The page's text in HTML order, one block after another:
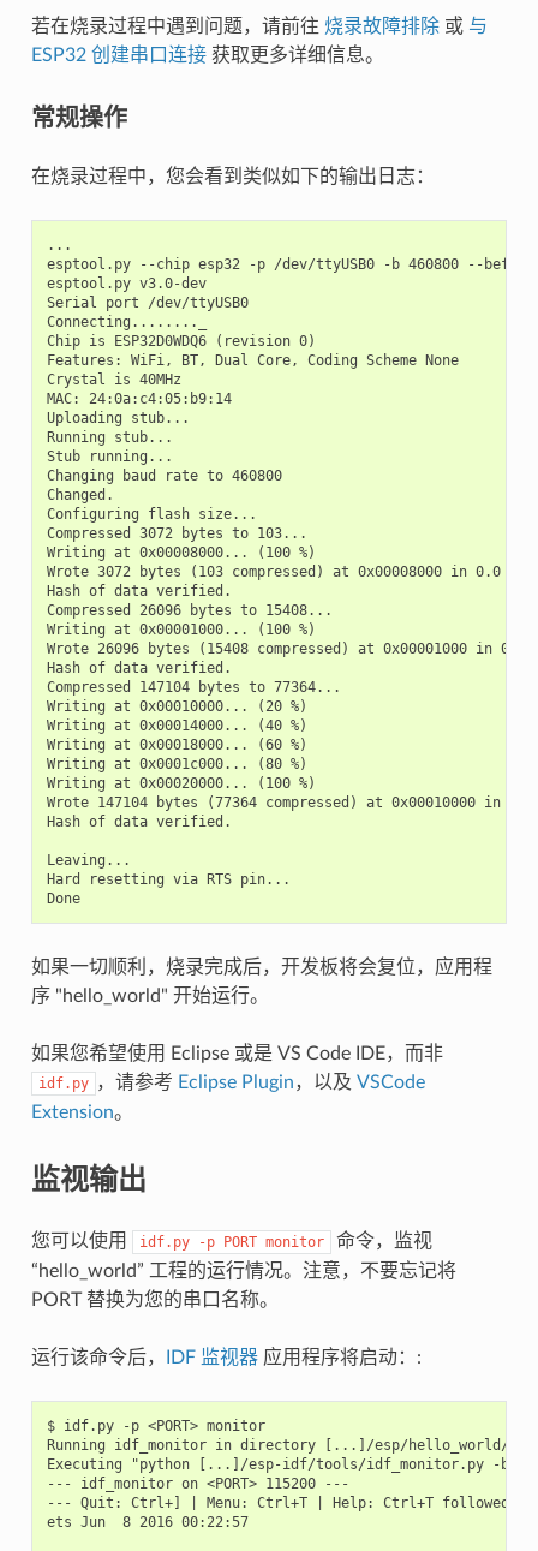
若在烧录过程中遇到问题，请前往 烧录故障排除或 与
ESP32 创建串口连接获取更多详细信息。
常规操作
在烧录过程中，您会看到类似如下的输出日志：
...
esptool.py --chip esp32 -p /dev/ttyUSB0 -b 460800 --
esptool.py v3.0-dev
Serial port /dev/ttyUSB0
Connecting........_
Chip is ESP32D0WDQ6 (revision 0)
Features: WiFi, BT, Dual Core, Coding Scheme None
Crystal is 40MHz
MAC: 24:0a:c4:05:b9:14
Uploading stub...
Running stub...
Stub running...
Changing baud rate to 460800
Changed.
Configuring flash size...
Compressed 3072 bytes to 103...
Writing at 0x00008000... (100 %)
Wrote 3072 bytes (103 compressed) at 0x00008000 in 0.0
Hash of data verified.
Compressed 26096 bytes to 15408...
Writing at 0x00001000... (100 %)
Wrote 26096 bytes (15408 compressed) at 0x00001000 in
Hash of data verified.
Compressed 147104 bytes to 77364...
Writing at 0x00010000... (20 %)
Writing at 0x00014000... (40 %)
Writing at 0x00018000... (60 %)
Writing at 0x0001c000... (80 %)
Writing at 0x00020000... (100 %)
Wrote 147104 bytes (77364 compressed) at 0x00010000
Hash of data verified.
Leaving...
Hard resetting via RTS pin...
Done
如果一切顺利，烧录完成后，开发板将会复位，应用程
序 "hello_world" 开始运行。
如果您希望使用 Eclipse 或是 VS Code IDE，而非
idf.py ，请参考 Eclipse Plugin，以及 VSCode
Extension。
监视输出
您可以使用 idf.py -p PORT monitor
命令，监视
“hello_world” 工程的运行情况。注意，不要忘记将
PORT 替换为您的串口名称。
运行该命令后， IDF 监视器应用程序将启动：:
$ idf.py -p <PORT> monitor
Running idf_monitor in directory [...]/esp/hello_world/
Executing "python [...]/esp-idf/tools/idf_monitor.py -b
--- idf_monitor on <PORT> 115200 ---
--- Quit: Ctrl+] | Menu: Ctrl+T | Help: Ctrl+T followed
ets Jun  8 2016 00:22:57